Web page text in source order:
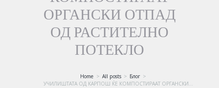
ОРГАНСКИ ОТПАД
ОД РАСТИТЕЛНО
ПОТЕКЛО
Home All posts
Блог
УЧИЛИШТАТА ОД КАРПОШ ЌЕ КОМПОСТИРААТ ОРГАНСКИ...